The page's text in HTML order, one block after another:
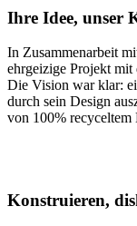
Ihre Idee, unser
In Zusammenarbeit
ehrgeizige Projekt
Die Vision war klar:
durch sein Design
von 100%
Konstruieren,